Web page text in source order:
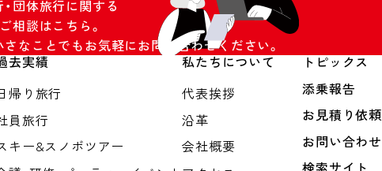
団体旅行に関する
相談はこちら。
さなことでもお気軽にお問い合わせください。
去実績
帰り旅行
員旅行
キー&スノボツアー
私たちについて
代表挨拶
沿革
会社概要
トピックス
添乗報告
お見積り依頼
お問い合わせ